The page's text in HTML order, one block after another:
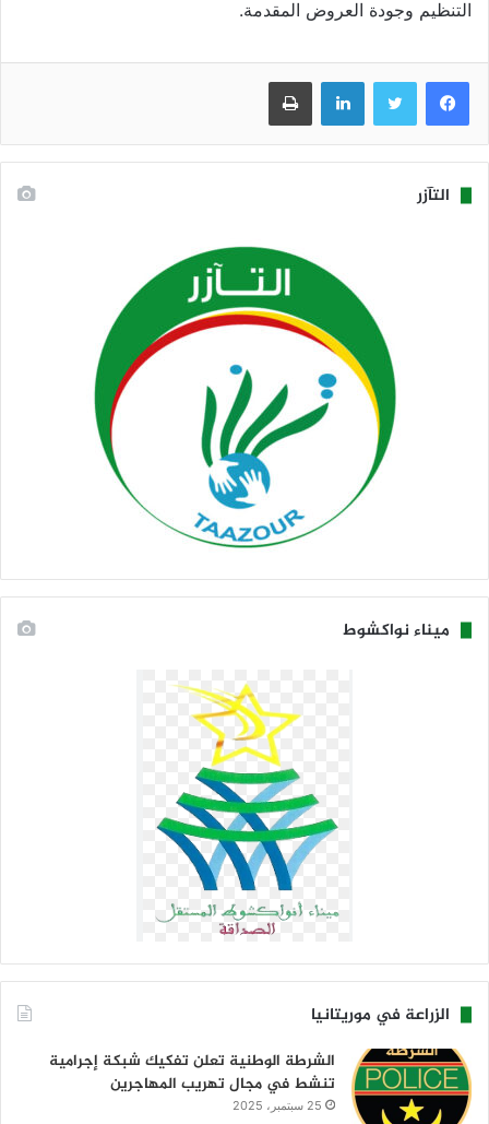
التنظيم وجودة العروض المقدمة.
فيسبوك تويتر لينكدإن طباعة
التآزر
ميناء نواكشوط
الزراعة في موريتانيا
الشرطة الوطنية تعلن تفكيك شبكة إجرامية
تنشط في مجال تهريب المهاجرين
25 سبتمبر، 2025